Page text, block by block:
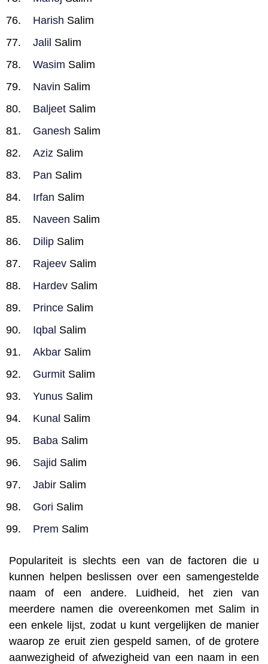
Harish Salim
Jalil Salim
Wasim Salim
Navin Salim
Baljeet Salim
Ganesh Salim
Aziz Salim
Pan Salim
Irfan Salim
Naveen Salim
Dilip Salim
Rajeev Salim
Hardev Salim
Prince Salim
Iqbal Salim
Akbar Salim
Gurmit Salim
Yunus Salim
Kunal Salim
Baba Salim
Sajid Salim
Jabir Salim
Gori Salim
Prem Salim
Populariteit is slechts een van de factoren die u
kunnen helpen beslissen over een samengestelde
naam of een andere. Luidheid, het zien van
meerdere namen die overeenkomen met Salim in
een enkele lijst, zodat u kunt vergelijken de manier
waarop ze eruit zien gespeld samen, of de grotere
aanwezigheid of afwezigheid van een naam in een